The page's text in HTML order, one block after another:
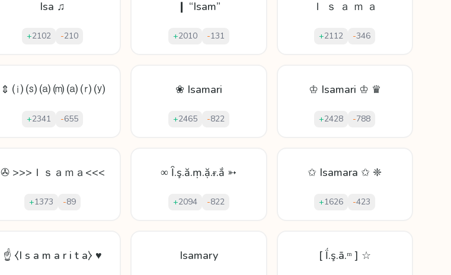
Isa ♫
+2102 -210
❙ “Isam”
+2010 -131
Ｉ ｓ ａ ｍ ａ
+2112 -346
⇕ ⒤ ⒮ ⒜ ⒨ ⒜ ⒭ ⒴
+2341 -655
❀ Isamari
+2465 -822
♔ Isamari ♔ ♛
+2428 -788
✇ >>>Ｉｓａｍａ<<<
+1373 -89
∞ Ȋ.ş.ă.ṃ.ặ.ᵲ.ắ ➳
+2094 -822
✩ Isamara ✩ ❈
+1626 -423
☝ ⧼I s a m a r i t a⧽ ♥ Isamary [ Ḯ.ş.ā.ᵐ ] ☆